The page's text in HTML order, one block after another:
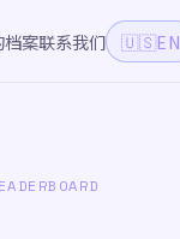
档案联系我们 🇺🇸EN